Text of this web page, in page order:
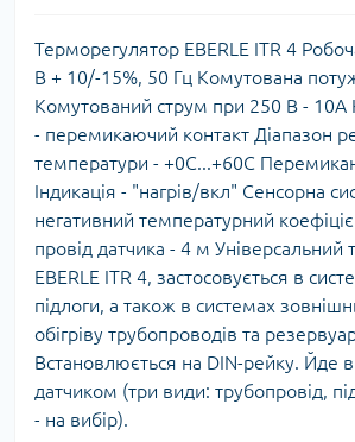
Терморегулятор EBERLE ITR 4
В + 10/-15%, 50 Гц Комутована
Комутований струм при 250 В - 10А
- перемикаючий контакт Діапазон
температури - +0С...+60С
Індикація - "нагрів/вкл" Сенсорна
негативний температурний
провід датчика - 4 м Універсальний
EBERLE ITR 4, застосовується в
підлоги, а також в системах
обігріву трубопроводів та
Встановлюється на DIN-рейку. Йде
датчиком (три види: трубопровід,
- на вибір).